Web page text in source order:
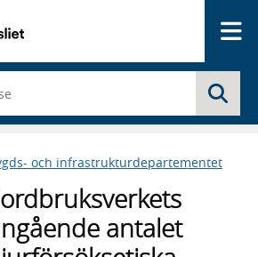
och infrastrukturdepartementet
antalet